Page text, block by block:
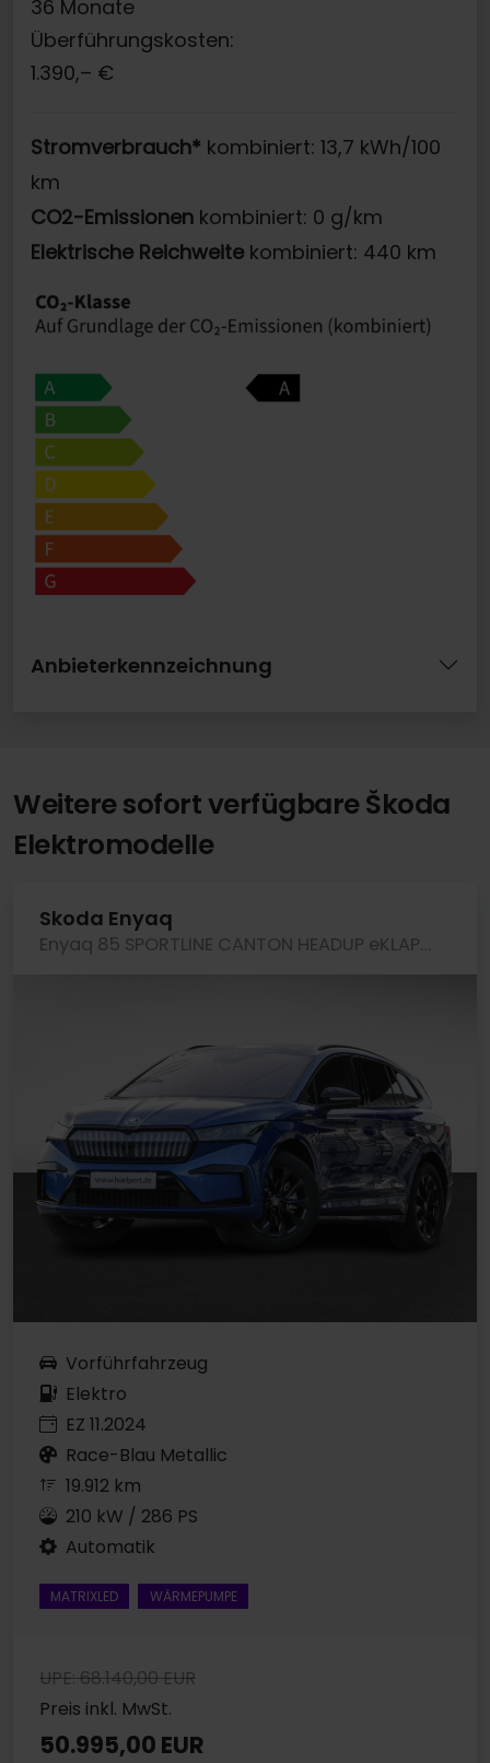
36 Monate
Überführungskosten:
1.390,– €
Stromverbrauch* kombiniert: 13,7 kWh/100
km
CO2-Emissionen kombiniert: 0 g/km
Elektrische Reichweite kombiniert: 440 km
Anbieterkennzeichnung
Weitere sofort verfügbare Škoda
Elektromodelle
Skoda Enyaq
Enyaq 85 SPORTLINE CANTON HEADUP eKLAPPE KEYLESS
Vorführfahrzeug
Elektro
EZ 11.2024
Race-Blau Metallic
19.912 km
210 kW / 286 PS
Automatik
MATRIXLED WÄRMEPUMPE
UPE: 68.140,00 EUR
Preis inkl. MwSt.
50.995,00 EUR